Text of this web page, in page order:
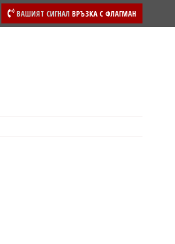
ВАШИЯТ СИГНАЛ ВРЪЗКА С ФЛАГМАН